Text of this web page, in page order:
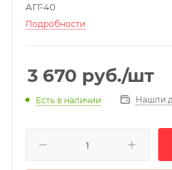
АГГ-40
Подробности
3 670 руб./шт
Есть в наличии Нашли